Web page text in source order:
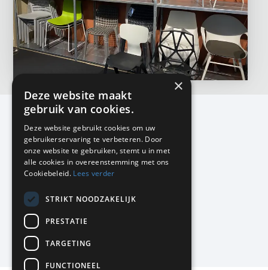
KMP Kantoormeubilair
Airport Business Park
Frankfurtstraat 29-31
1175 RH Lijnden
020-617 01 26
info@kmpkantoormeubilair.nl
Facebook
Instagram
×
Deze website maakt
gebruik van cookies.
Deze website gebruikt cookies om uw
gebruikerservaring te verbeteren. Door
onze website te gebruiken, stemt u in met
alle cookies in overeenstemming met ons
Cookiebeleid. Lees verder
STRIKT NOODZAKELIJK
PRESTATIE
TARGETING
FUNCTIONEEL